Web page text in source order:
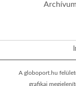
Archívum
A globoport.hu
grafikai